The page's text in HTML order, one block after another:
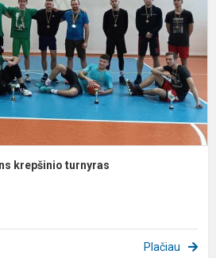
krepšinio turnyras
Plačiau